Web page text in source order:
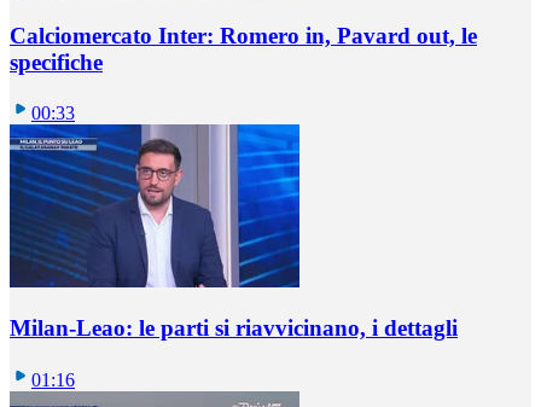
Calciomercato Inter: Romero in, Pavard out, le
specifiche
00:33
Milan-Leao: le parti si riavvicinano, i dettagli
01:16